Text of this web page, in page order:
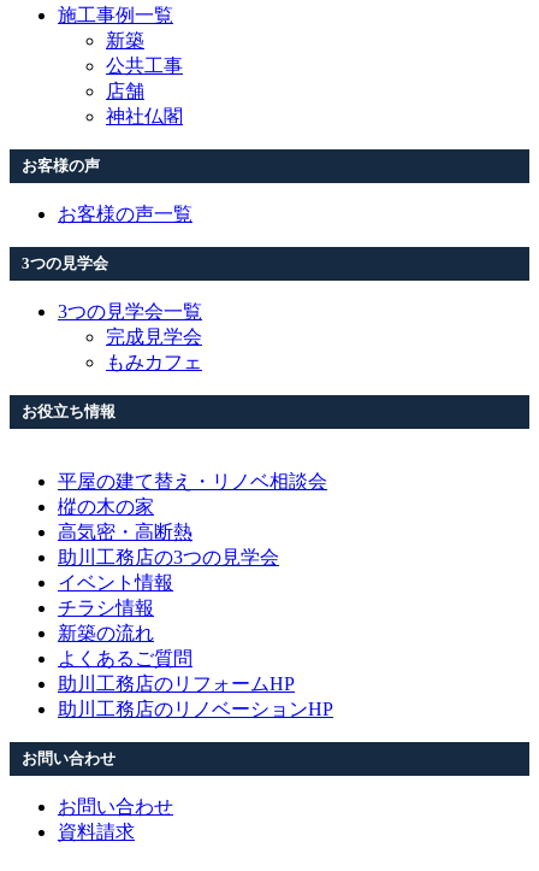
施工事例一覧
新築
公共工事
店舗
神社仏閣
お客様の声
お客様の声一覧
3つの見学会
3つの見学会一覧
完成見学会
もみカフェ
お役立ち情報
平屋の建て替え・リノベ相談会
樅の木の家
高気密・高断熱
助川工務店の3つの見学会
イベント情報
チラシ情報
新築の流れ
よくあるご質問
助川工務店のリフォームHP
助川工務店のリノベーションHP
お問い合わせ
お問い合わせ
資料請求